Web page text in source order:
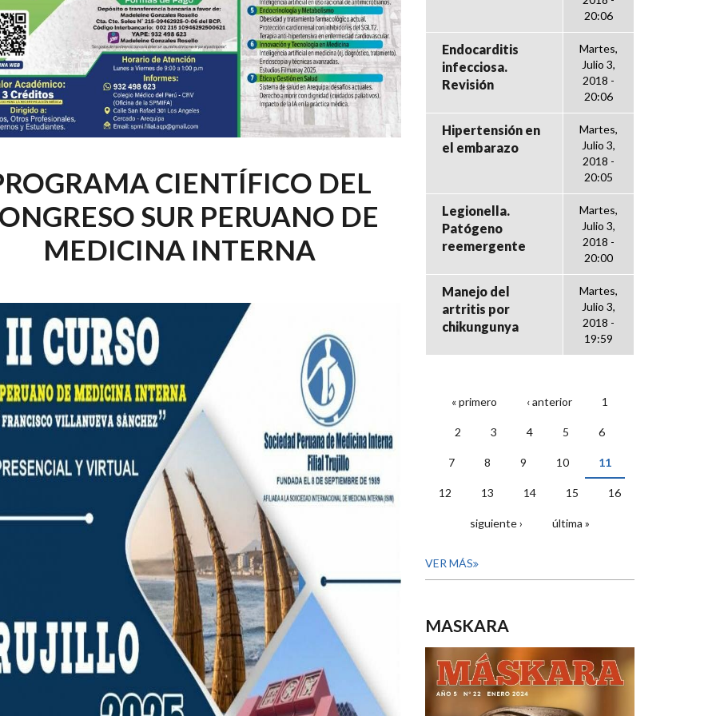
CIENTÍFICO DEL
SUR PERUANO DE
MEDICINA INTERNA
20:06
Endocarditis
infecciosa.
Revisión
Martes,
Julio 3,
2018 -
20:06
Hipertensión en
el embarazo
Martes,
Julio 3,
2018 -
20:05
Legionella.
Patógeno
reemergente
Martes,
Julio 3,
2018 -
20:00
Manejo del
artritis por
chikungunya
Martes,
Julio 3,
2018 -
19:59
PÁGINAS
« primero ‹ anterior 1
2 3 4 5 6
7 8 9 10 11
12 13 14 15 16
siguiente › última »
VER MÁS
MASKARA